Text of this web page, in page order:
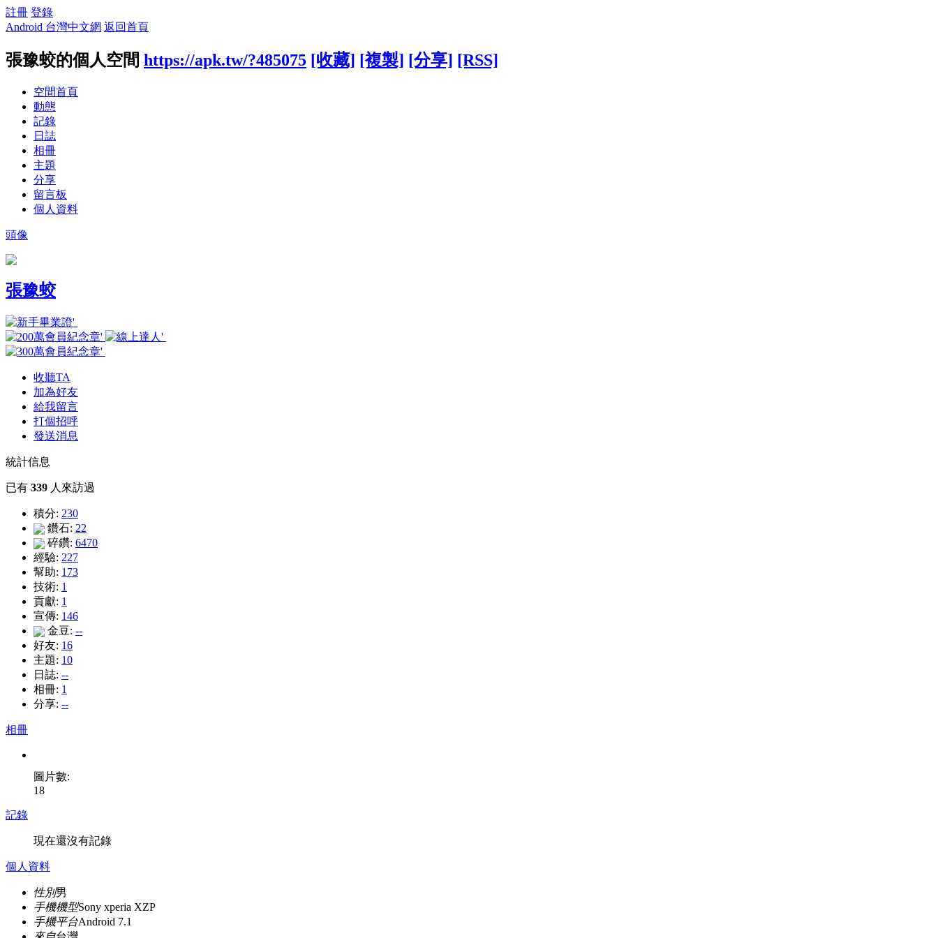
註冊 登錄
Android 台灣中文網 返回首頁
張豫蛟的個人空間 https://apk.tw/?485075 [收藏] [複製] [分享] [RSS]
空間首頁
動態
記錄
日誌
相冊
主題
分享
留言板
個人資料
頭像
張豫蛟
收聽TA
加為好友
給我留言
打個招呼
發送消息
統計信息
已有 339 人來訪過
積分: 230
鑽石: 22
碎鑽: 6470
經驗: 227
幫助: 173
技術: 1
貢獻: 1
宣傳: 146
金豆: --
好友: 16
主題: 10
日誌: --
相冊: 1
分享: --
相冊
圖片數:
18
記錄
現在還沒有記錄
個人資料
性別男
手機機型Sony xperia XZP
手機平台Android 7.1